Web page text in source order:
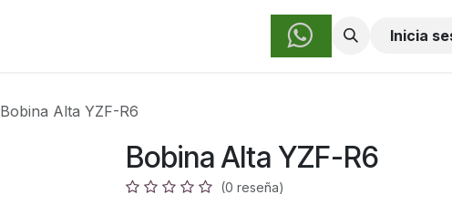
Sobre Nosotros Inicia
Bobina Alta YZF-R6
Bobina Alta YZF-R6
(0 reseña)